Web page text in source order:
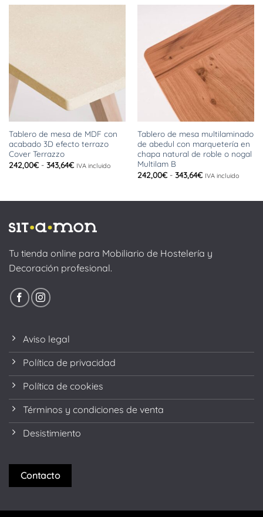
Tablero de mesa de MDF con
acabado 3D efecto terrazo
Cover Terrazzo
242,00€ - 343,64€Rango
hasta
IVA incluido
Tablero de mesa multilaminado
de abedul con marquetería en
chapa natural de roble o nogal
Multilam B
242,00€ - 343,64€Rango
IVA incluido
Tu tienda online para Mobiliario de Hostelería y
Decoración profesional.
Aviso legal
Política de privacidad
Política de cookies
Términos y condiciones de venta
Desistimiento
Contacto